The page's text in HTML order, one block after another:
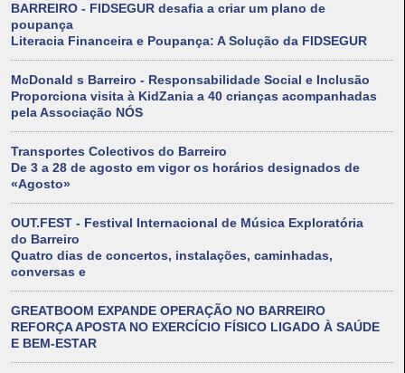
BARREIRO - FIDSEGUR desafia a criar um plano de
poupança
Literacia Financeira e Poupança: A Solução da FIDSEGUR
McDonald s Barreiro - Responsabilidade Social e Inclusão
Proporciona visita à KidZania a 40 crianças acompanhadas
pela Associação NÓS
Transportes Colectivos do Barreiro
De 3 a 28 de agosto em vigor os horários designados de
«Agosto»
OUT.FEST - Festival Internacional de Música Exploratória
do Barreiro
Quatro dias de concertos, instalações, caminhadas,
conversas e
GREATBOOM EXPANDE OPERAÇÃO NO BARREIRO
REFORÇA APOSTA NO EXERCÍCIO FÍSICO LIGADO À SAÚDE
E BEM-ESTAR